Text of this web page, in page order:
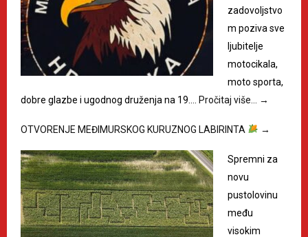
zadovoljstvo
m poziva sve
ljubitelje
motocikala,
moto sporta,
dobre glazbe i ugodnog druženja na 19.…
Pročitaj više… →
OTVORENJE MEĐIMURSKOG KURUZNOG LABIRINTA →
Spremni za
novu
pustolovinu
među
visokim